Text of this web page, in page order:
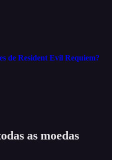
de Resident Evil Requiem?
as moedas